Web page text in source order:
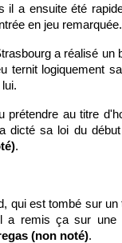
a ensuite été
en jeu remarquée.
a réalisé un
ternit logiquement
prétendre au titre
dicté sa loi du
.
qui est tombé sur un
remis ça sur une
(non noté).